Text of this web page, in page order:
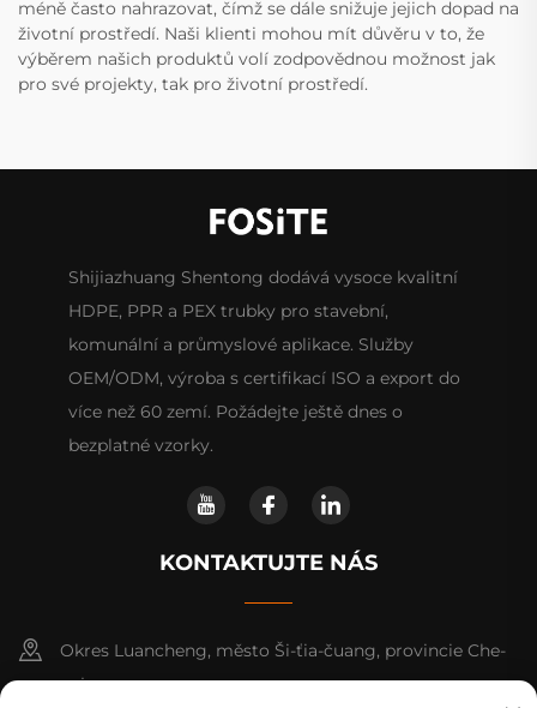
méně často nahrazovat, čímž se dále snižuje jejich dopad na
životní prostředí. Naši klienti mohou mít důvěru v to, že
výběrem našich produktů volí zodpovědnou možnost jak
pro své projekty, tak pro životní prostředí.
Shijiazhuang Shentong dodává vysoce kvalitní
HDPE, PPR a PEX trubky pro stavební,
komunální a průmyslové aplikace. Služby
OEM/ODM, výroba s certifikací ISO a export do
více než 60 zemí. Požádejte ještě dnes o
bezplatné vzorky.
KONTAKTUJTE NÁS
Okres Luancheng, město Ši-ťia-čuang, provincie Che-
pej